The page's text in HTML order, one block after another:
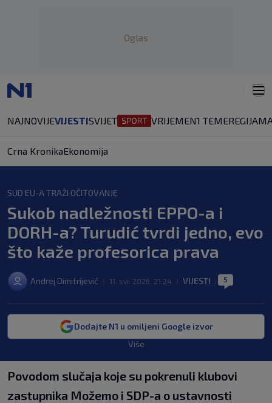
Oglas
NAJNOVIJEVIJESTISVIJET VRIJEMEN1 TEMEREGIJA
Crna KronikaEkonomija
SUD EU-A TRAŽI OČITOVANJE
Sukob nadležnosti EPPO-a i
DORH-a? Turudić tvrdi jedno, evo
što kaže profesorica prava
Andrej Dimitrijević 11. svi. 2026. 21:24 VIJESTI 5
Dodajte N1 u omiljeni Google izvor
Više
Povodom slučaja koje su pokrenuli klubovi
zastupnika Možemo i SDP-a o ustavnosti